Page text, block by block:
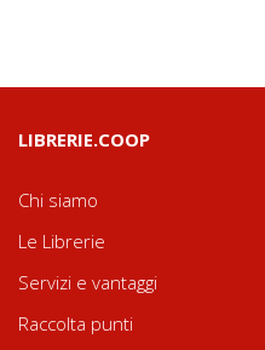
LIBRERIE.COOP
Chi siamo
Le Librerie
Servizi e vantaggi
Raccolta punti